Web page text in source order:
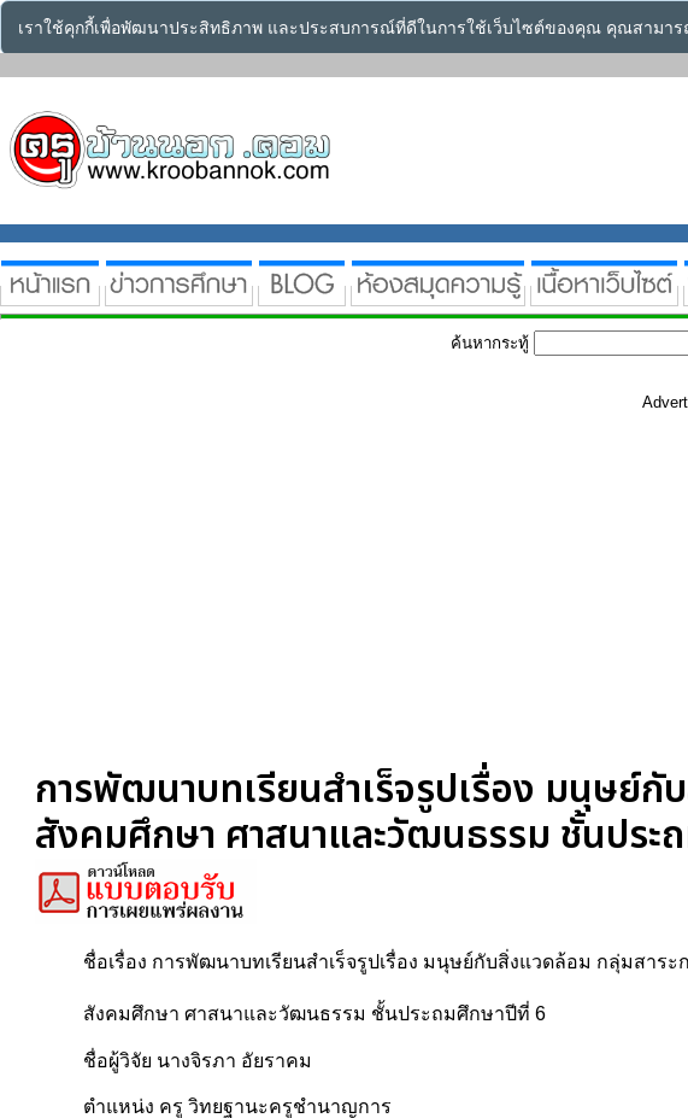
เราใช้คุกกี้เพื่อพัฒนาประสิทธิภาพ และประสบการณ์ที่ดีในการใช้เว็บไซต์ของคุณ คุณสามาร
ค้นหากระทู้
การพัฒนาบทเรียนสำเร็จรูปเรื่อง มนุษย์กั
สังคมศึกษา ศาสนาและวัฒนธรรม ชั้นประ
ชื่อเรื่อง การพัฒนาบทเรียนสำเร็จรูปเรื่อง มนุษย์กับสิ่งแวดล้อม กลุ่มสาระ
สังคมศึกษา ศาสนาและวัฒนธรรม ชั้นประถมศึกษาปีที่ 6
ชื่อผู้วิจัย นางจิรภา อัยราคม
ตำแหน่ง ครู วิทยฐานะครูชำนาญการ